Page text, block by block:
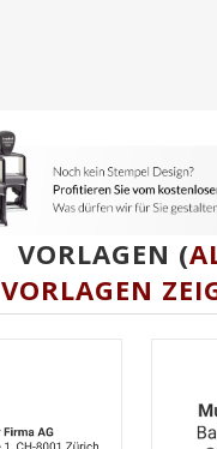
VORLAGEN (
VORLAGEN